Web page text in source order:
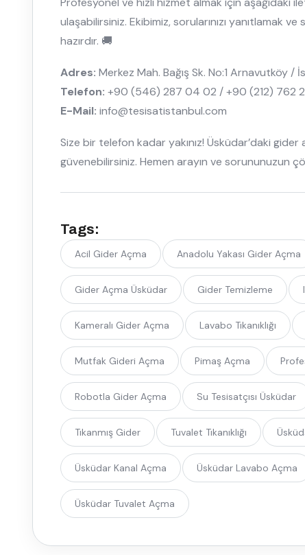
ulaşabilirsiniz. Ekibimiz, sorularınızı yanıtlamak
hazırdır. 🚚
Adres: Merkez Mah. Bağış Sk. No:1 Arnavutköy /
Telefon: +90 (546) 287 04 02 / +90 (212) 762
E-Mail: info@tesisatistanbul.com
Size bir telefon kadar yakınız! Üsküdar’daki gider
güvenebilirsiniz. Hemen arayın ve sorununuzun
Tags:
Acil Gider Açma Anadolu Yakası Gider Açma
Gider Açma Üsküdar Gider Temizleme
Kameralı Gider Açma Lavabo Tıkanıklığı
Mutfak Gideri Açma Pimaş Açma
Robotla Gider Açma Su Tesisatçısı Üsküdar
Tıkanmış Gider Tuvalet Tıkanıklığı
Üsküdar Kanal Açma Üsküdar Lavabo Açma
Üsküdar Tuvalet Açma